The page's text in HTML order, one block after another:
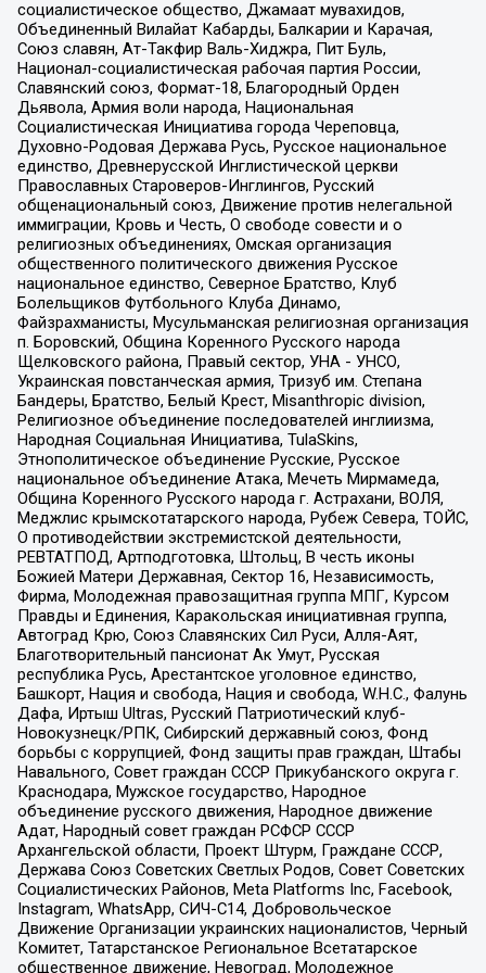
социалистическое общество, Джамаат мувахидов,
Объединенный Вилайат Кабарды, Балкарии и Карачая,
Союз славян, Ат-Такфир Валь-Хиджра, Пит Буль,
Национал-социалистическая рабочая партия России,
Славянский союз, Формат-18, Благородный Орден
Дьявола, Армия воли народа, Национальная
Социалистическая Инициатива города Череповца,
Духовно-Родовая Держава Русь, Русское национальное
единство, Древнерусской Инглистической церкви
Православных Староверов-Инглингов, Русский
общенациональный союз, Движение против нелегальной
иммиграции, Кровь и Честь, О свободе совести и о
религиозных объединениях, Омская организация
общественного политического движения Русское
национальное единство, Северное Братство, Клуб
Болельщиков Футбольного Клуба Динамо,
Файзрахманисты, Мусульманская религиозная организация
п. Боровский, Община Коренного Русского народа
Щелковского района, Правый сектор, УНА - УНСО,
Украинская повстанческая армия, Тризуб им. Степана
Бандеры, Братство, Белый Крест, Misanthropic division,
Религиозное объединение последователей инглиизма,
Народная Социальная Инициатива, TulaSkins,
Этнополитическое объединение Русские, Русское
национальное объединение Атака, Мечеть Мирмамеда,
Община Коренного Русского народа г. Астрахани, ВОЛЯ,
Меджлис крымскотатарского народа, Рубеж Севера, ТОЙС,
О противодействии экстремистской деятельности,
РЕВТАТПОД, Артподготовка, Штольц, В честь иконы
Божией Матери Державная, Сектор 16, Независимость,
Фирма, Молодежная правозащитная группа МПГ, Курсом
Правды и Единения, Каракольская инициативная группа,
Автоград Крю, Союз Славянских Сил Руси, Алля-Аят,
Благотворительный пансионат Ак Умут, Русская
республика Русь, Арестантское уголовное единство,
Башкорт, Нация и свобода, Нация и свобода, W.H.С., Фалунь
Дафа, Иртыш Ultras, Русский Патриотический клуб-
Новокузнецк/РПК, Сибирский державный союз, Фонд
борьбы с коррупцией, Фонд защиты прав граждан, Штабы
Навального, Совет граждан СССР Прикубанского округа г.
Краснодара, Мужское государство, Народное
объединение русского движения, Народное движение
Адат, Народный совет граждан РСФСР СССР
Архангельской области, Проект Штурм, Граждане СССР,
Держава Союз Советских Светлых Родов, Совет Советских
Социалистических Районов, Meta Platforms Inc, Facebook,
Instagram, WhatsApp, СИЧ-С14, Добровольческое
Движение Организации украинских националистов, Черный
Комитет, Татарстанское Региональное Всетатарское
общественное движение, Невоград, Молодежное